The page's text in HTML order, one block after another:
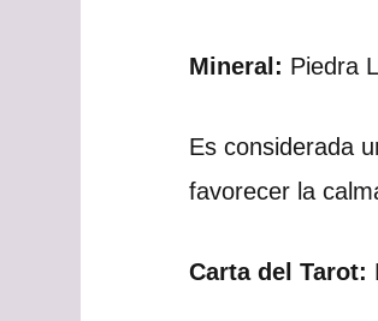
Mineral: Piedra
Es considerada
favorecer la
Carta del Tarot: